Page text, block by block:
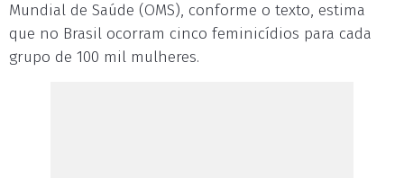
Mundial de Saúde (OMS), conforme o texto, estima
que no Brasil ocorram cinco feminicídios para cada
grupo de 100 mil mulheres.